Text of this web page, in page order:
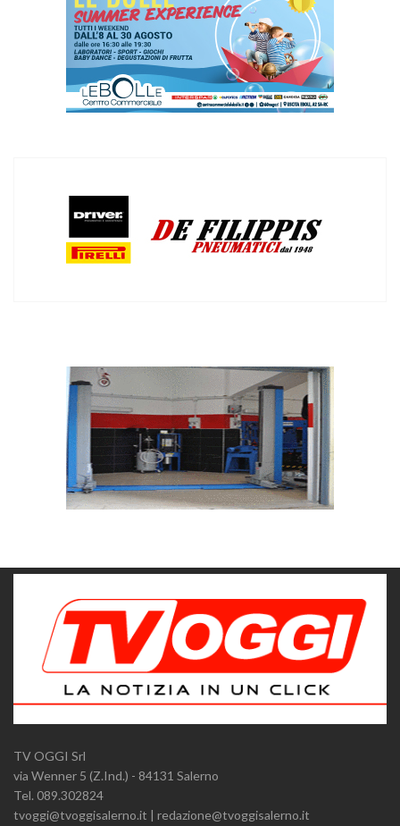
TV OGGI Srl
via Wenner 5 (Z.Ind.) - 84131 Salerno
Tel. 089.302824
tvoggi@tvoggisalerno.it | redazione@tvoggisalerno.it